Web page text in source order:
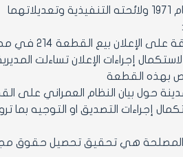
بموجب حاشيتكم المسطرة على
إجراءات الإعلان تساءلت
حول بيان النظام العمراني على
إجراءات التصديق او التوجيه بما
على كتابنا المؤرخ في 18/4/2007 نبين لكم بان المصلحة هي